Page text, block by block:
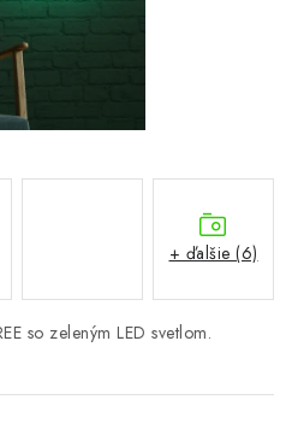
Registrace
so zeleným LED svetlom.
+ ďalšie (6)